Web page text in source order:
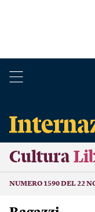
Cultura
NUMERO 1590 DEL 22